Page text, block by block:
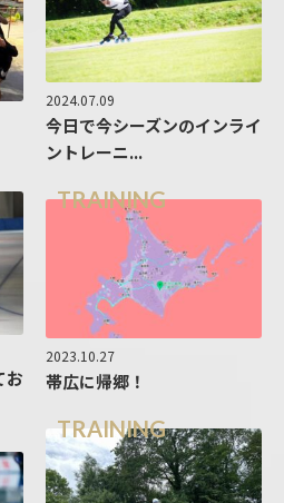
2024.07.09
今日で今シーズンのインライ
ントレーニ...
お
TRAINING
2023.10.27
帯広に帰郷！
TRAINING